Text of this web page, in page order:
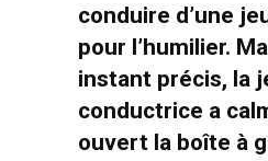
conduire d’une
pour l’humilier.
instant précis, la
conductrice a
ouvert la boîte à